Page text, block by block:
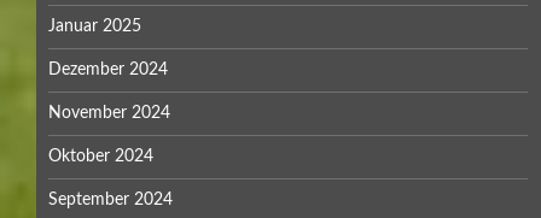
Januar 2025
Dezember 2024
November 2024
Oktober 2024
September 2024